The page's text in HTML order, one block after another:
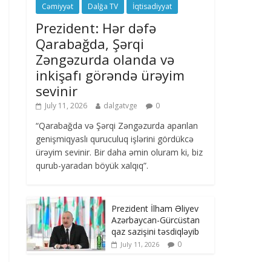
Cəmiyyət Dalğa TV İqtisadiyyat
Prezident: Hər dəfə
Qarabağda, Şərqi
Zəngəzurda olanda və
inkişafı görəndə ürəyim
sevinir
July 11, 2026 dalgatvge 0
“Qarabağda və Şərqi Zəngəzurda aparılan
genişmiqyaslı quruculuq işlərini gördükcə
ürəyim sevinir. Bir daha əmin oluram ki, biz
qurub-yaradan böyük xalqıq”.
Prezident İlham Əliyev
Azərbaycan-Gürcüstan
qaz sazişini təsdiqləyib
July 11, 2026 0